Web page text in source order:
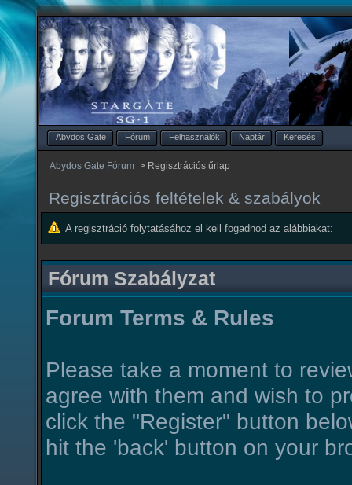
Abydos Gate Fórum Felhasználók Naptár Keresés
Abydos Gate Fórum > Regisztrációs űrlap
Regisztrációs feltételek & szabályok
A regisztráció folytatásához el kell fogadnod az alábbiakat:
Fórum Szabályzat
Forum Terms & Rules
Please take a moment to
agree with them and wish to
click the "Register" button
hit the 'back' button on your